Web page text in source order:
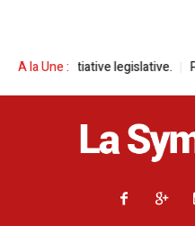
A la Une :
legislative. Parlement